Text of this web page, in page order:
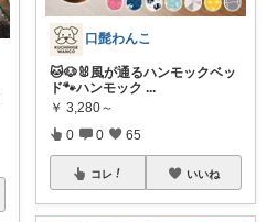
口髭わんこ
🐱🐶🐰風が通るハンモックベッ
ド🐾ハンモック ...
￥ 3,280～
0 0 65
コレ いいね